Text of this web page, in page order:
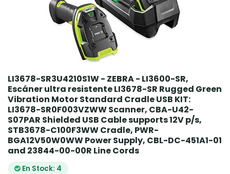
LI3678-SR3U4210S1W - ZEBRA - LI3600-SR,
Escáner ultra resistente LI3678-SR Rugged Green
Vibration Motor Standard Cradle USB KIT:
LI3678-SR0F003VZWW Scanner, CBA-U42-
S07PAR Shielded USB Cable supports 12V p/s,
STB3678-C100F3WW Cradle, PWR-
BGA12V50W0WW Power Supply, CBL-DC-451A1-01
and 23844-00-00R Line Cords
En Stock: 4